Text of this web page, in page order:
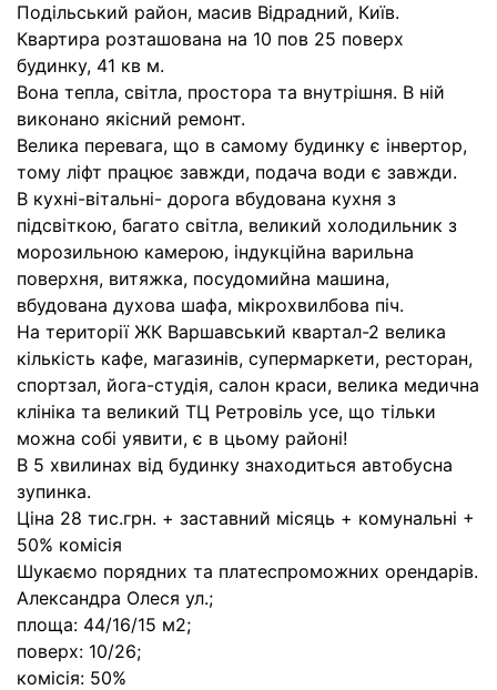
Подільський район, масив Відрадний, Київ.
Квартира розташована на 10 пов 25 поверх
будинку, 41 кв м.
Вона тепла, світла, простора та внутрішня. В ній
виконано якісний ремонт.
Велика перевага, що в самому будинку є інвертор,
тому ліфт працює завжди, подача води є завжди.
В кухні-вітальні- дорога вбудована кухня з
підсвіткою, багато світла, великий холодильник з
морозильною камерою, індукційна варильна
поверхня, витяжка, посудомийна машина,
вбудована духова шафа, мікрохвилбова піч.
На території ЖК Варшавський квартал-2 велика
кількість кафе, магазинів, супермаркети, ресторан,
спортзал, йога-студія, салон краси, велика медична
клініка та великий ТЦ Ретровіль усе, що тільки
можна собі уявити, є в цьому районі!
В 5 хвилинах від будинку знаходиться автобусна
зупинка.
Ціна 28 тис.грн. + заставний місяць + комунальні +
50% комісія
Шукаємо порядних та платеспроможних орендарів.
Александра Олеся ул.;
площа: 44/16/15 м2;
поверх: 10/26;
комісія: 50%